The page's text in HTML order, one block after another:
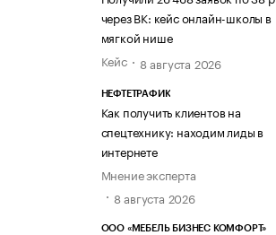
через ВК: кейс онлайн-школы в
мягкой нише
Кейс
8 августа 2026
НЕФТЕТРАФИК
Как получить клиентов на
спецтехнику: находим лиды в
интернете
Мнение эксперта
8 августа 2026
ООО «МЕБЕЛЬ БИЗНЕС КОМФОРТ»